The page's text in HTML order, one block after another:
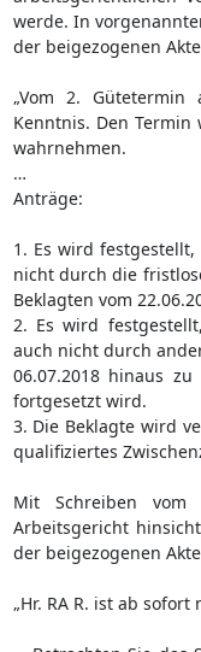
werde. In
der beigezogenen
„Vom 2. Gütetermin
Kenntnis. Den
wahrnehmen.
…
Anträge:
1. Es wird
nicht durch die
Beklagten vom
2. Es wird
auch nicht durch
06.07.2018 hinaus
fortgesetzt wird.
3. Die Beklagte wird
qualifiziertes
Mit Schreiben vom
Arbeitsgericht
der beigezogenen
„Hr. RA R. ist ab